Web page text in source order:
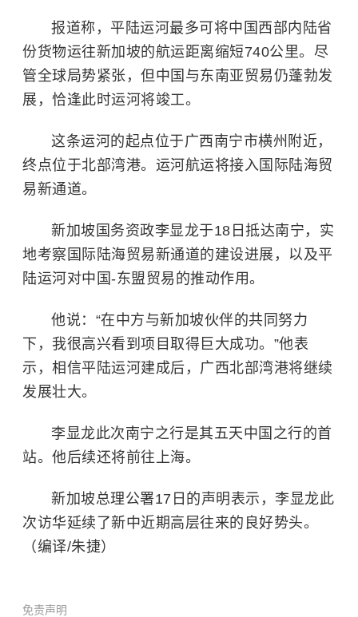
报道称，平陆运河最多可将中国西部内陆省
份货物运往新加坡的航运距离缩短740公里。尽
管全球局势紧张，但中国与东南亚贸易仍蓬勃发
展，恰逢此时运河将竣工。
这条运河的起点位于广西南宁市横州附近，
终点位于北部湾港。运河航运将接入国际陆海贸
易新通道。
新加坡国务资政李显龙于18日抵达南宁，实
地考察国际陆海贸易新通道的建设进展，以及平
陆运河对中国-东盟贸易的推动作用。
他说：“在中方与新加坡伙伴的共同努力
下，我很高兴看到项目取得巨大成功。”他表
示，相信平陆运河建成后，广西北部湾港将继续
发展壮大。
李显龙此次南宁之行是其五天中国之行的首
站。他后续还将前往上海。
新加坡总理公署17日的声明表示，李显龙此
次访华延续了新中近期高层往来的良好势头。
（编译/朱捷）
免责声明